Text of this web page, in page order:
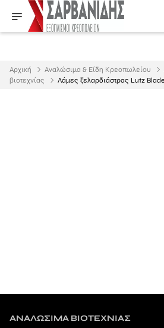
Αρχική Αναλώσιμα & Είδη Κρεοπωλείου
βιοτεχνίας
Λάμες ξελαρδιάστρας Lutz
AΝΑΛΏΣΙΜΑ ΒΙΟΤΕΧΝΊΑΣ